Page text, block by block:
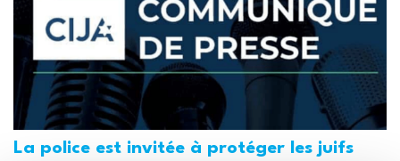
La police est invitée à protéger les juifs